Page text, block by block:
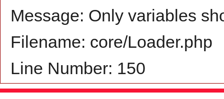
Message: Only variables
Filename: core/Loader.php
Line Number: 150